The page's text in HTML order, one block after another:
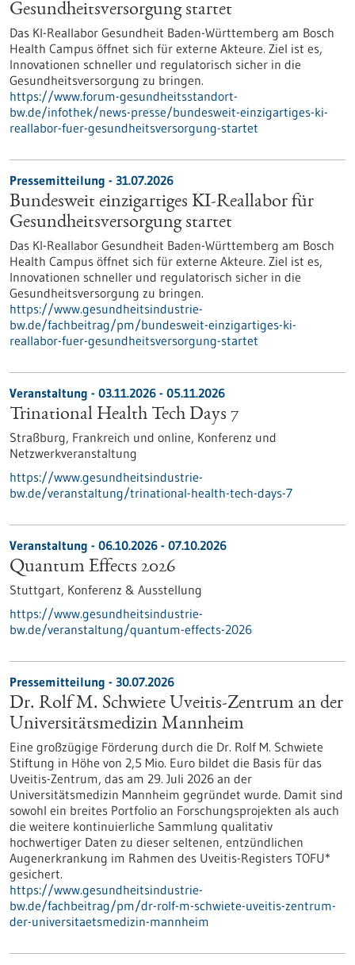
Gesundheits­versorgung startet
Das KI-Reallabor Gesundheit Baden-Württemberg am Bosch
Health Campus öffnet sich für externe Akteure. Ziel ist es,
Innovationen schneller und regulatorisch sicher in die
Gesundheitsversorgung zu bringen.
https://www.forum-gesundheitsstandort-
bw.de/infothek/news-presse/bundesweit-einzigartiges-ki-
reallabor-fuer-gesundheitsversorgung-startet
Pressemitteilung - 31.07.2026
Bundesweit einzigartiges KI-Reallabor für
Gesundheits­versorgung startet
Das KI-Reallabor Gesundheit Baden-Württemberg am Bosch
Health Campus öffnet sich für externe Akteure. Ziel ist es,
Innovationen schneller und regulatorisch sicher in die
Gesundheitsversorgung zu bringen.
https://www.gesundheitsindustrie-
bw.de/fachbeitrag/pm/bundesweit-einzigartiges-ki-
reallabor-fuer-gesundheitsversorgung-startet
Veranstaltung - 03.11.2026 - 05.11.2026
Trinational Health Tech Days 7
Straßburg, Frankreich und online, Konferenz und
Netzwerkveranstaltung
https://www.gesundheitsindustrie-
bw.de/veranstaltung/trinational-health-tech-days-7
Veranstaltung - 06.10.2026 - 07.10.2026
Quantum Effects 2026
Stuttgart, Konferenz & Ausstellung
https://www.gesundheitsindustrie-
bw.de/veranstaltung/quantum-effects-2026
Pressemitteilung - 30.07.2026
Dr. Rolf M. Schwiete Uveitis-Zentrum an der
Universitätsmedizin Mannheim
Eine großzügige Förderung durch die Dr. Rolf M. Schwiete
Stiftung in Höhe von 2,5 Mio. Euro bildet die Basis für das
Uveitis-Zentrum, das am 29. Juli 2026 an der
Universitätsmedizin Mannheim gegründet wurde. Damit sind
sowohl ein breites Portfolio an Forschungsprojekten als auch
die weitere kontinuierliche Sammlung qualitativ
hochwertiger Daten zu dieser seltenen, entzündlichen
Augenerkrankung im Rahmen des Uveitis-Registers TOFU*
gesichert.
https://www.gesundheitsindustrie-
bw.de/fachbeitrag/pm/dr-rolf-m-schwiete-uveitis-zentrum-
der-universitaetsmedizin-mannheim